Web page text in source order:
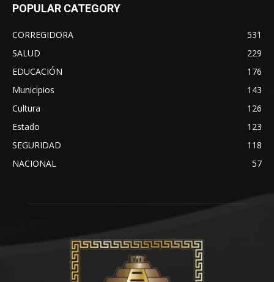
POPULAR CATEGORY
CORREGIDORA
531
SALUD
229
EDUCACIÓN
176
Municipios
143
Cultura
126
Estado
123
SEGURIDAD
118
NACIONAL
57